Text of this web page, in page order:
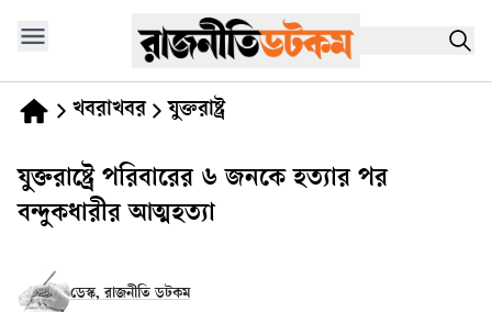
খবরাখবর যুক্তরাষ্ট্র
যুক্তরাষ্ট্রে পরিবারের ৬ জনকে হত্যার পর
বন্দুকধারীর আত্মহত্যা
ডেস্ক, রাজনীতি ডটকম